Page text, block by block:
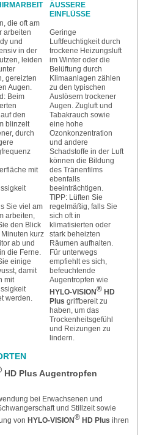
die oft am
arbeiten
und
in der
leiden
gereizten
Augen.
Beim
den
blinzelt
durch
mit
Sie viel am
arbeiten,
den Blick
kurz
ab und
die Ferne.
einige
damit
mit
werden.
ÄUSSERE
EINFLÜSSE
Geringe
Luftfeuchtigkeit durch
trockene Heizungsluft
im Winter oder die
Belüftung durch
Klimaanlagen zählen
zu den typischen
Auslösern trockener
Augen. Zugluft und
Tabakrauch sowie
eine hohe
Ozonkonzentration
und andere
Schadstoffe in der Luft
können die Bildung
des Tränenfilms
ebenfalls
beeinträchtigen.
TIPP: Lüften Sie
regelmäßig, falls Sie
sich oft in
klimatisierten oder
stark beheizten
Räumen aufhalten.
Für unterwegs
empfiehlt es sich,
befeuchtende
Augentropfen wie
HYLO-VISION® HD
Plus griffbereit zu
haben, um das
Trockenheitsgefühl
und Reizungen zu
lindern.
HD Plus Augentropfen
bei Erwachsenen und
und Stillzeit sowie
von HYLO-VISION®HD Plus ihren